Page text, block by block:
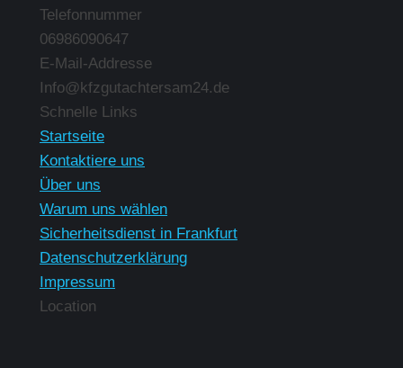
Telefonnummer
06986090647
E-Mail-Addresse
Info@kfzgutachtersam24.de
Finden Sie uns auf:
Schnelle Links
Startseite
Kontaktiere uns
Über uns
Warum uns wählen
Sicherheitsdienst in Frankfurt
Datenschutzerklärung
Impressum
Location